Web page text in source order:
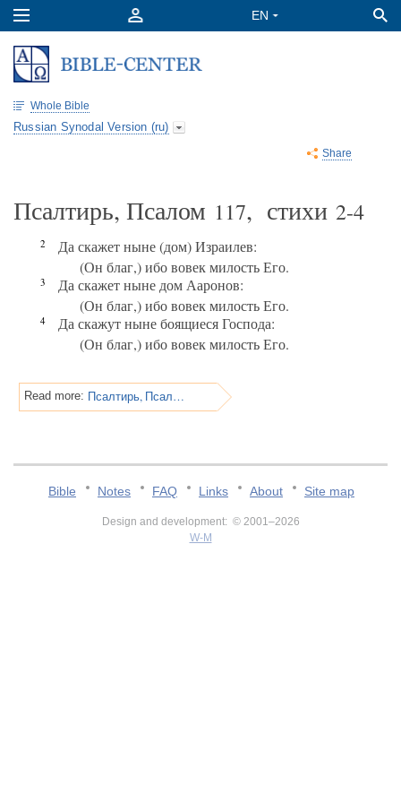
Whole Bible
Russian Synodal Version (ru)
Share
Псалтирь, Псалом 117, стихи 2-4
2
Да скажет ныне (дом) Израилев:
(Он благ,) ибо вовек милость Его.
3
Да скажет ныне дом Ааронов:
(Он благ,) ибо вовек милость Его.
4
Да скажут ныне боящиеся Господа:
(Он благ,) ибо вовек милость Его.
Read more: Псалтирь, Псалом 117
Bible Notes FAQ Links About Site map
Design and development: © 2001–2026
W-M